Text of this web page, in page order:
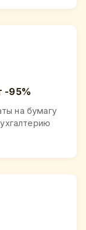
-95%
на бумагу